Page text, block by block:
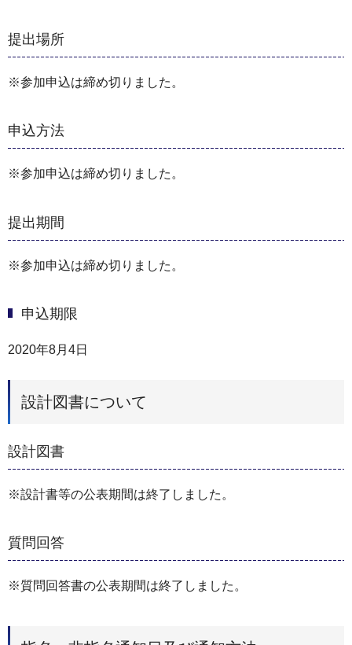
提出場所
※参加申込は締め切りました。
申込方法
※参加申込は締め切りました。
提出期間
※参加申込は締め切りました。
申込期限
2020年8月4日
設計図書について
設計図書
※設計書等の公表期間は終了しました。
質問回答
※質問回答書の公表期間は終了しました。